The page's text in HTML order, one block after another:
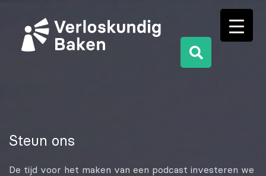
Steun ons
De tijd voor het maken van een podcast investeren we